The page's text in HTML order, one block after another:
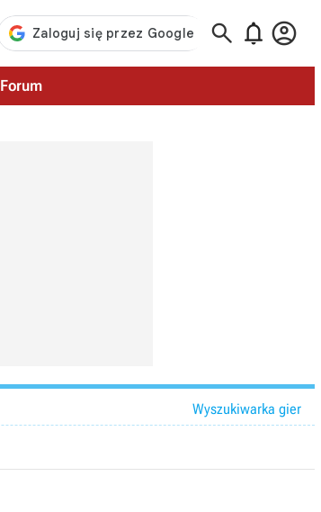
  
Forum
Wyszukiwarka gier